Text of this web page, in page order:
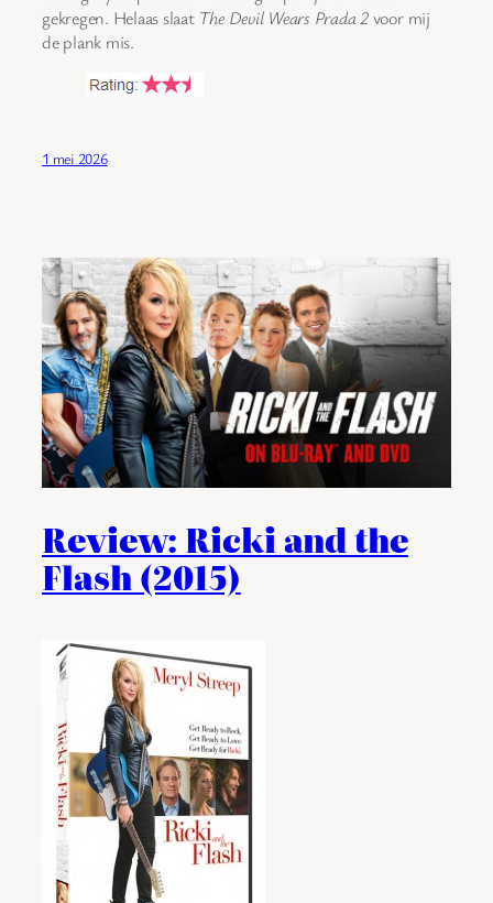
gekregen. Helaas slaat The Devil Wears Prada 2voor mij
de plank mis.
1 mei 2026
Review: Ricki and the
Flash (2015)